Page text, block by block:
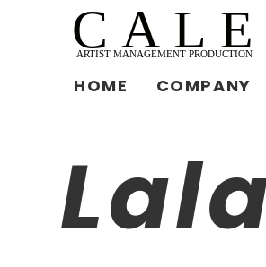
HOME COMPANY
Lala